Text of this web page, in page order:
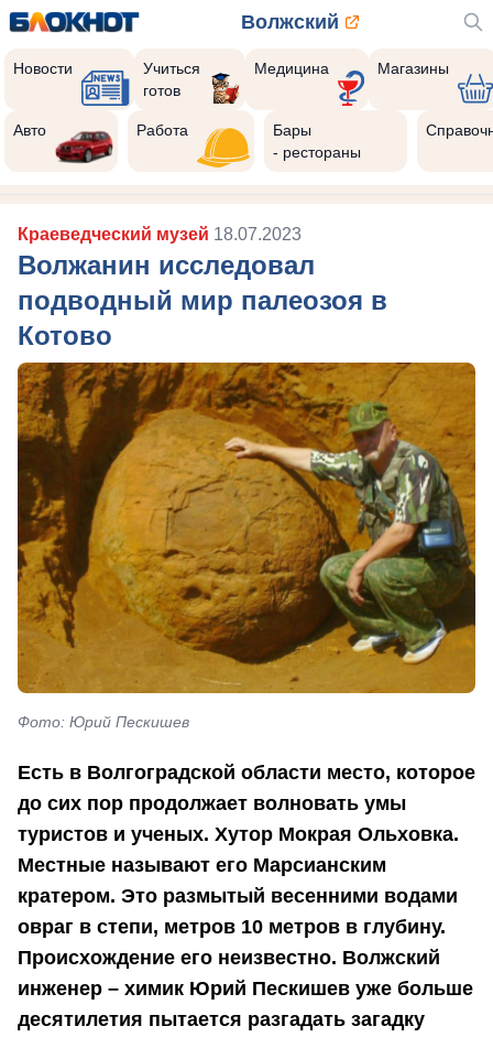
Волжский
Новости
Учиться
готов
Медицина Магазины
Авто Работа
Бары
- рестораны
Краеведческий музей 18.07.2023
Волжанин исследовал
подводный мир палеозоя в
Котово
Фото: Юрий Пескишев
Есть в Волгоградской области место, которое
до сих пор продолжает волновать умы
туристов и ученых. Хутор Мокрая Ольховка.
Местные называют его Марсианским
кратером. Это размытый весенними водами
овраг в степи, метров 10 метров в глубину.
Происхождение его неизвестно. Волжский
инженер – химик Юрий Пескишев уже больше
десятилетия пытается разгадать загадку